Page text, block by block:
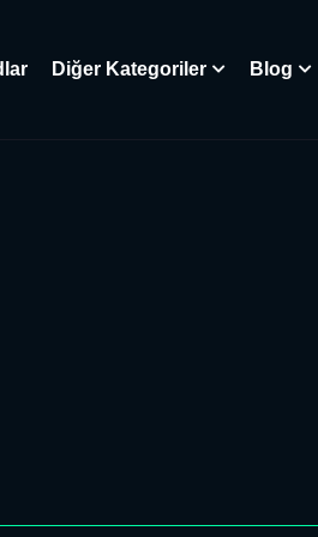
Diğer Kategoriler Blog